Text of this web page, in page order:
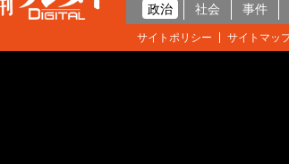
政治
社会 事件
サイトポリシー サイトマッ